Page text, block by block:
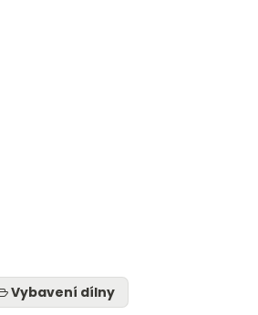
Vybavení dílny